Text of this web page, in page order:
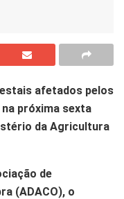
afetados pelos
próxima sexta
da Agricultura
de
(ADACO), o